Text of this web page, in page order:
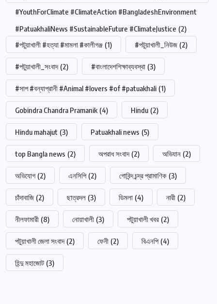
#YouthForClimate #ClimateAction #BangladeshEnvironment
#PatuakhaliNews #SustainableFuture #ClimateJustice (2)
#পটুয়াখালী #হত্যা #মামলা #কালীগঞ্জ (1) #পটুয়াখালী_নিউজ (2)
#পটুয়াখালী_সংবাদ (2) #বাংলাদেশশিক্ষাব্যবস্থা (3)
#সাপ #বন্যাপ্রানী #Animal #lovers #of #patuakhali (1)
Gobindra Chandra Pramanik (4) Hindu (2)
Hindu mahajut (3) Patuakhali news (5)
top Bangla news (2) অপরাধ সংবাদ (2) অভিযান (2)
অভিযোগ (2) এনসিপি (2) গোবিন্দ চন্দ্র প্রামাণিক (3)
চাঁদাবাজি (2) ছাত্রদল (3) ডিমলা (4) নারী (2)
নীলফামারী (8) নোয়াখালী (3) পটুয়াখালী খবর (2)
পটুয়াখালী জেলা সংবাদ (2) ফেনী (2) বিএনপি (4)
হিন্দু মহাজোট (3)